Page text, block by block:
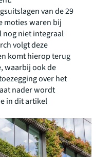
van de 29
moties waren bij
nog niet integraal
volgt deze
komt hierop terug
waarbij ook de
over het
nader wordt
in dit artikel